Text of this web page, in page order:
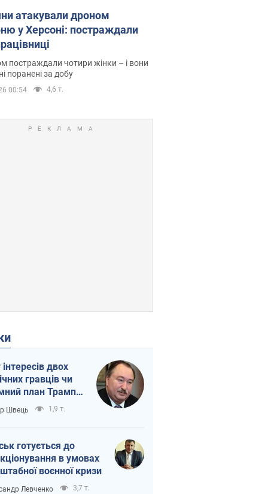
атакували дроном
у Херсоні: постраждали
постраждали чотири жінки – і вони
поранені за добу
00:54 4,6 т.
інтересів двох
гравців чи
план Трампа
Швець 1,9 т.
готується до
в умовах
воєнної кризи
Левченко 3,7 т.